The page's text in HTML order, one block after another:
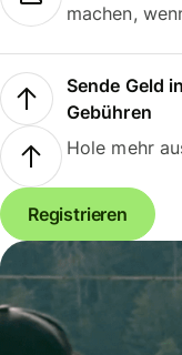
machen,
Sende Geld
Gebühren
Hole mehr
Registrieren